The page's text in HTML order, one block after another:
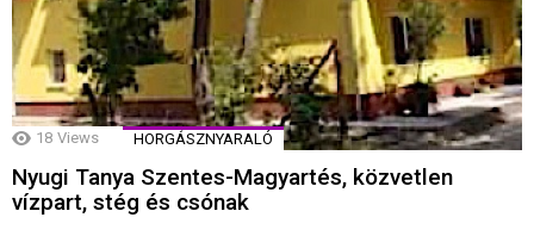
18 Views HORGÁSZNYARALÓ
Nyugi Tanya Szentes-Magyartés, közvetlen
vízpart, stég és csónak